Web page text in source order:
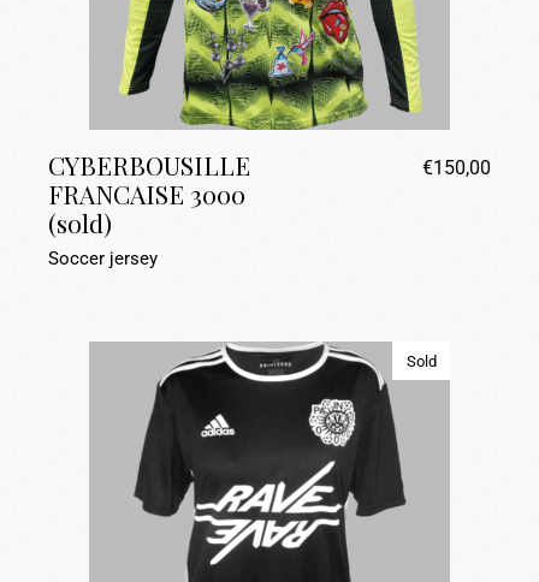
CYBERBOUSILLE
FRANCAISE 3000
(sold)
€150,00
Soccer jersey
Sold